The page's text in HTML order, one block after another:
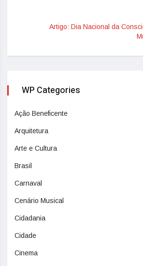
Artigo: Dia Nacional da
WP Categories
Ação Beneficente
Arquitetura
Arte e Cultura
Brasil
Carnaval
Cenário Musical
Cidadania
Cidade
Cinema